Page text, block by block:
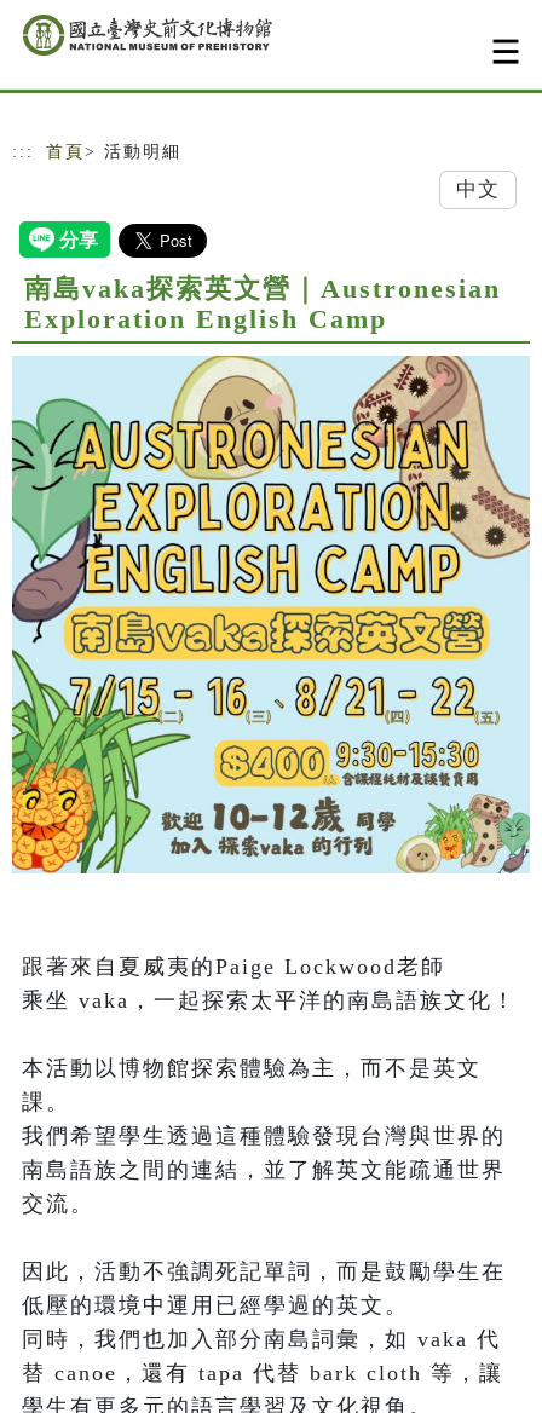
跳到主要內容
網站導覽
::: 首頁 > 活動明細
中文
南島vaka探索英文營｜Austronesian
Exploration English Camp
跟著來自夏威夷的Paige Lockwood老師
乘坐 vaka，一起探索太平洋的南島語族文化！
本活動以博物館探索體驗為主，而不是英文
課。
我們希望學生透過這種體驗發現台灣與世界的
南島語族之間的連結，並了解英文能疏通世界
交流。
因此，活動不強調死記單詞，而是鼓勵學生在
低壓的環境中運用已經學過的英文。
同時，我們也加入部分南島詞彙，如 vaka 代
替 canoe，還有 tapa 代替 bark cloth 等，讓
學生有更多元的語言學習及文化視角。